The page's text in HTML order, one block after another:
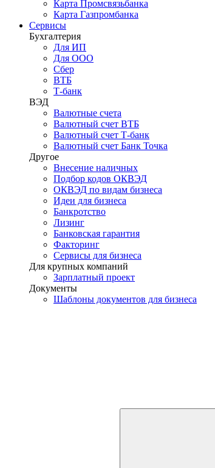
Карта Промсвязьбанка
Карта Газпромбанка
Сервисы
Бухгалтерия
Для ИП
Для ООО
Сбер
ВТБ
Т-банк
ВЭД
Валютные счета
Валютный счет ВТБ
Валютный счет Т-банк
Валютный счет Банк Точка
Другое
Внесение наличных
Подбор кодов ОКВЭД
ОКВЭД по видам бизнеса
Идеи для бизнеса
Банкротство
Лизинг
Банковская гарантия
Факторинг
Сервисы для бизнеса
Для крупных компаний
Зарплатный проект
Документы
Шаблоны документов для бизнеса